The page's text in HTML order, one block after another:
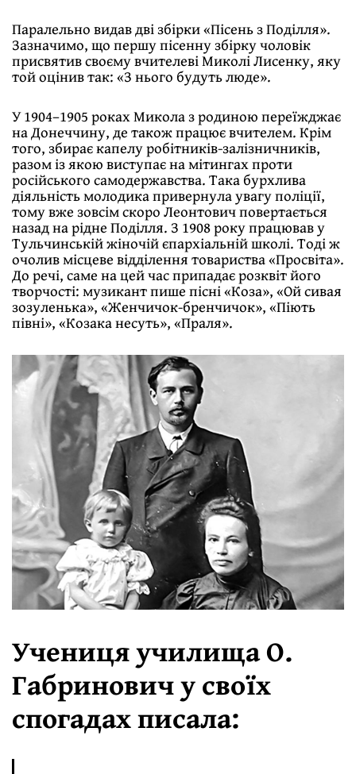
Паралельно видав дві збірки «Пісень з Поділля».
Зазначимо, що першу пісенну збірку чоловік
присвятив своєму вчителеві Миколі Лисенку, яку
той оцінив так: «З нього будуть люде».
У 1904–1905 роках Микола з родиною переїжджає
на Донеччину, де також працює вчителем. Крім
того, збирає капелу робітників-залізничників,
разом із якою виступає на мітингах проти
російського самодержавства. Така бурхлива
діяльність молодика привернула увагу поліції,
тому вже зовсім скоро Леонтович повертається
назад на рідне Поділля. З 1908 року працював у
Тульчинській жіночій єпархіальній школі. Тоді ж
очолив місцеве відділення товариства «Просвіта».
До речі, саме на цей час припадає розквіт його
творчості: музикант пише пісні «Коза», «Ой сивая
зозуленька», «Женчичок-бренчичок», «Піють
півні», «Козака несуть», «Праля».
Учениця училища О.
Габринович у своїх
спогадах писала: